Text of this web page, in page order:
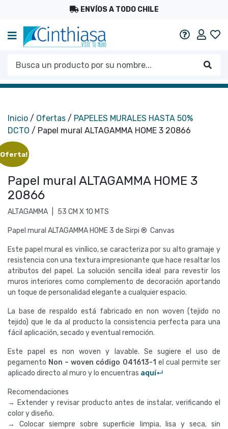
ENVÍOS A TODO CHILE
Mi
Busca un producto por su nombre...
Inicio / Ofertas / PAPELES MURALES HASTA 50%
DCTO / Papel mural ALTAGAMMA HOME 3 20866
Papel mural ALTAGAMMA HOME 3
20866
ALTAGAMMA 53 CM X 10 MTS
Papel mural ALTAGAMMA HOME 3 de Sirpi ® Canvas
Este papel mural es vinílico, se caracteriza por su alto gramaje y
resistencia con una textura impresionante que hace resaltar los
atributos del papel. La solución sencilla ideal para revestir los
muros interiores como complemento de decoración aportando
un toque de personalidad elegante a cualquier espacio.
La base de respaldo está fabricado en non woven (tejido no
tejido) que le da al producto la consistencia perfecta para una
fácil aplicación, secado y eventual remoción.
Este papel es non woven y lavable. Se sugiere el uso de
pegamento Non – woven código 041613-1 el cual permite ser
aplicado directo al muro y lo encuentras aquí↵
Recomendaciones
→ Extender y revisar producto antes de instalar, verificando el
color y diseño.
→ Colocar siempre sobre superficie limpia, lisa y seca, sin